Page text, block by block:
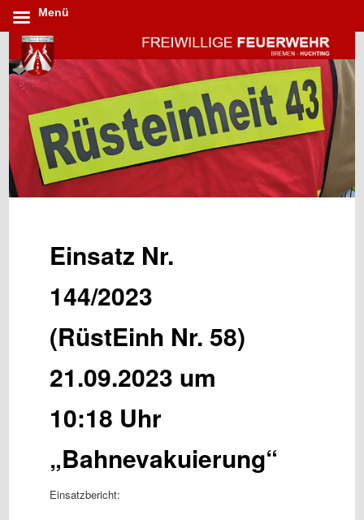
Inhalt
wechseln
Einsatz Nr.
144/2023
(RüstEinh Nr. 58)
21.09.2023 um
10:18 Uhr
„Bahnevakuierung“
Einsatzbericht:
Menü